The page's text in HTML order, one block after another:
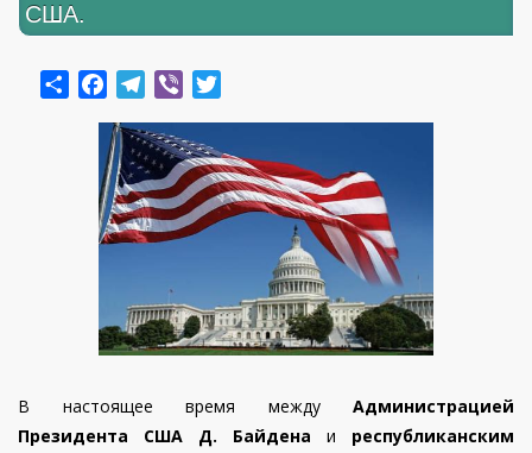
США.
ShareFacebookTelegram
Viber
В настоящее время между Администрацией
Президента США Д. Байдена и республиканским